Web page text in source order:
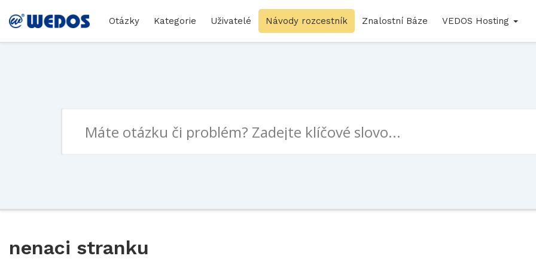
Otázky Kategorie Uživatelé Návody rozcestník Znalostní Báze VEDOS Hosting
nenaci stranku